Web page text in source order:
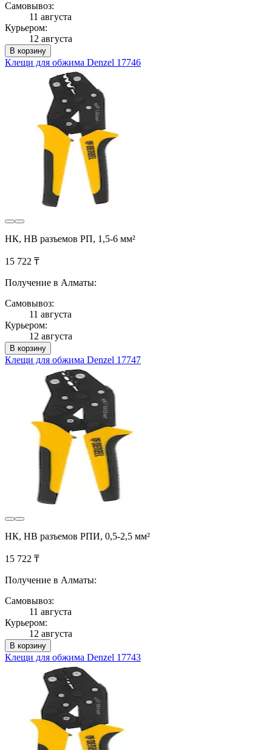
Самовывоз:
11 августа
Курьером:
12 августа
В корзину
Клещи для обжима Denzel 17746
НК, НВ разъемов РП, 1,5-6 мм²
15 722 ₸
Получение в Алматы:
Самовывоз:
11 августа
Курьером:
12 августа
В корзину
Клещи для обжима Denzel 17747
НК, НВ разъемов РПИ, 0,5-2,5 мм²
15 722 ₸
Получение в Алматы:
Самовывоз:
11 августа
Курьером:
12 августа
В корзину
Клещи для обжима Denzel 17743